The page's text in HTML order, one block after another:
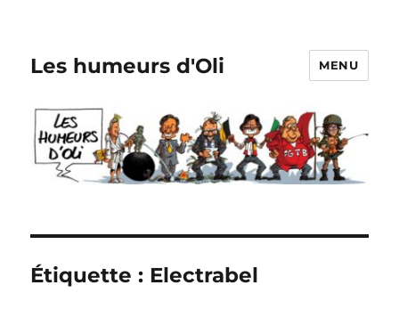
Les humeurs d'Oli MENU
Étiquette : Electrabel